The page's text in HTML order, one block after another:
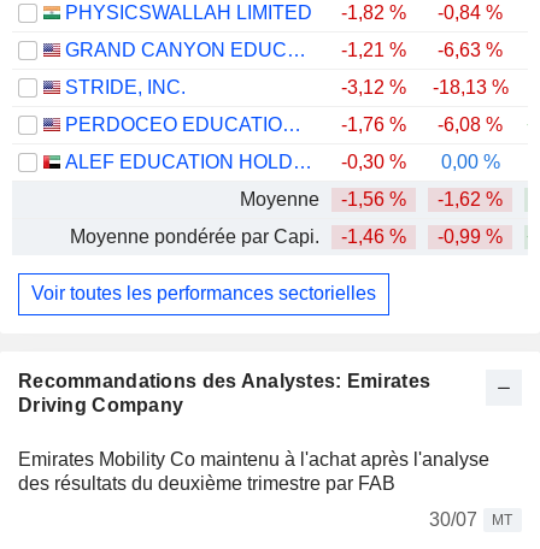
Recommandations des Analystes: Emirates
Driving Company
Emirates Mobility Co maintenu à l'achat après l'analyse
des résultats du deuxième trimestre par FAB
30/07
MT
PHYSICSWALLAH LIMITED
-1,82 %
-0,84 %
GRAND CANYON EDUCATION, INC.
-1,21 % -6,63 %
STRIDE, INC.
-3,12 % -18,13 %
PERDOCEO EDUCATION CORPORATION
-1,76 % -6,08 %
ALEF EDUCATION HOLDING PLC
-0,30 % 0,00 %
Moyenne
-1,56 % -1,62 %
Moyenne pondérée par Capi.
-1,46 % -0,99 %
Voir toutes les performances sectorielles